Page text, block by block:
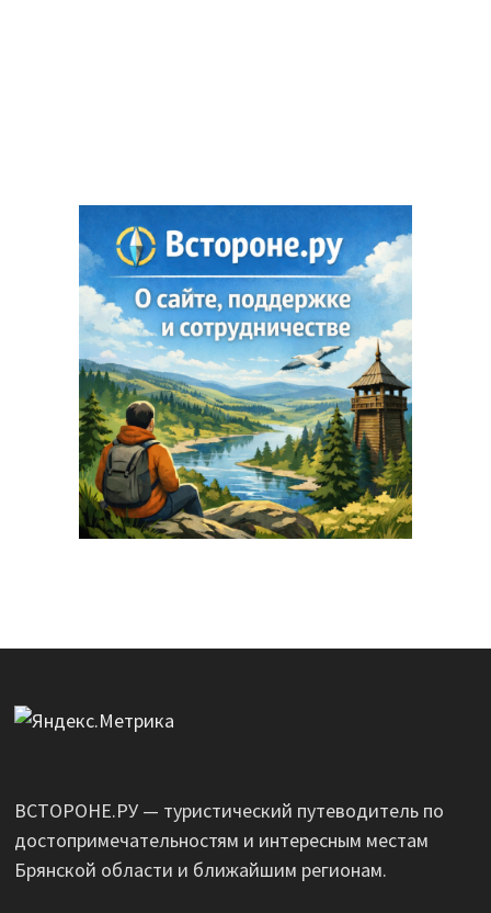
ВСТОРОНЕ.РУ — туристический путеводитель по
достопримечательностям и интересным местам
Брянской области и ближайшим регионам.